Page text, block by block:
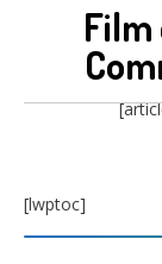
Film
[lwptoc]